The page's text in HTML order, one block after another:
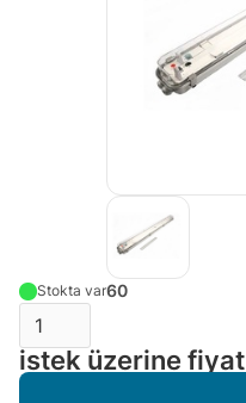
Stokta var60
istek üzerine fiyat